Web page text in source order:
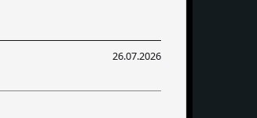
26.07.2026